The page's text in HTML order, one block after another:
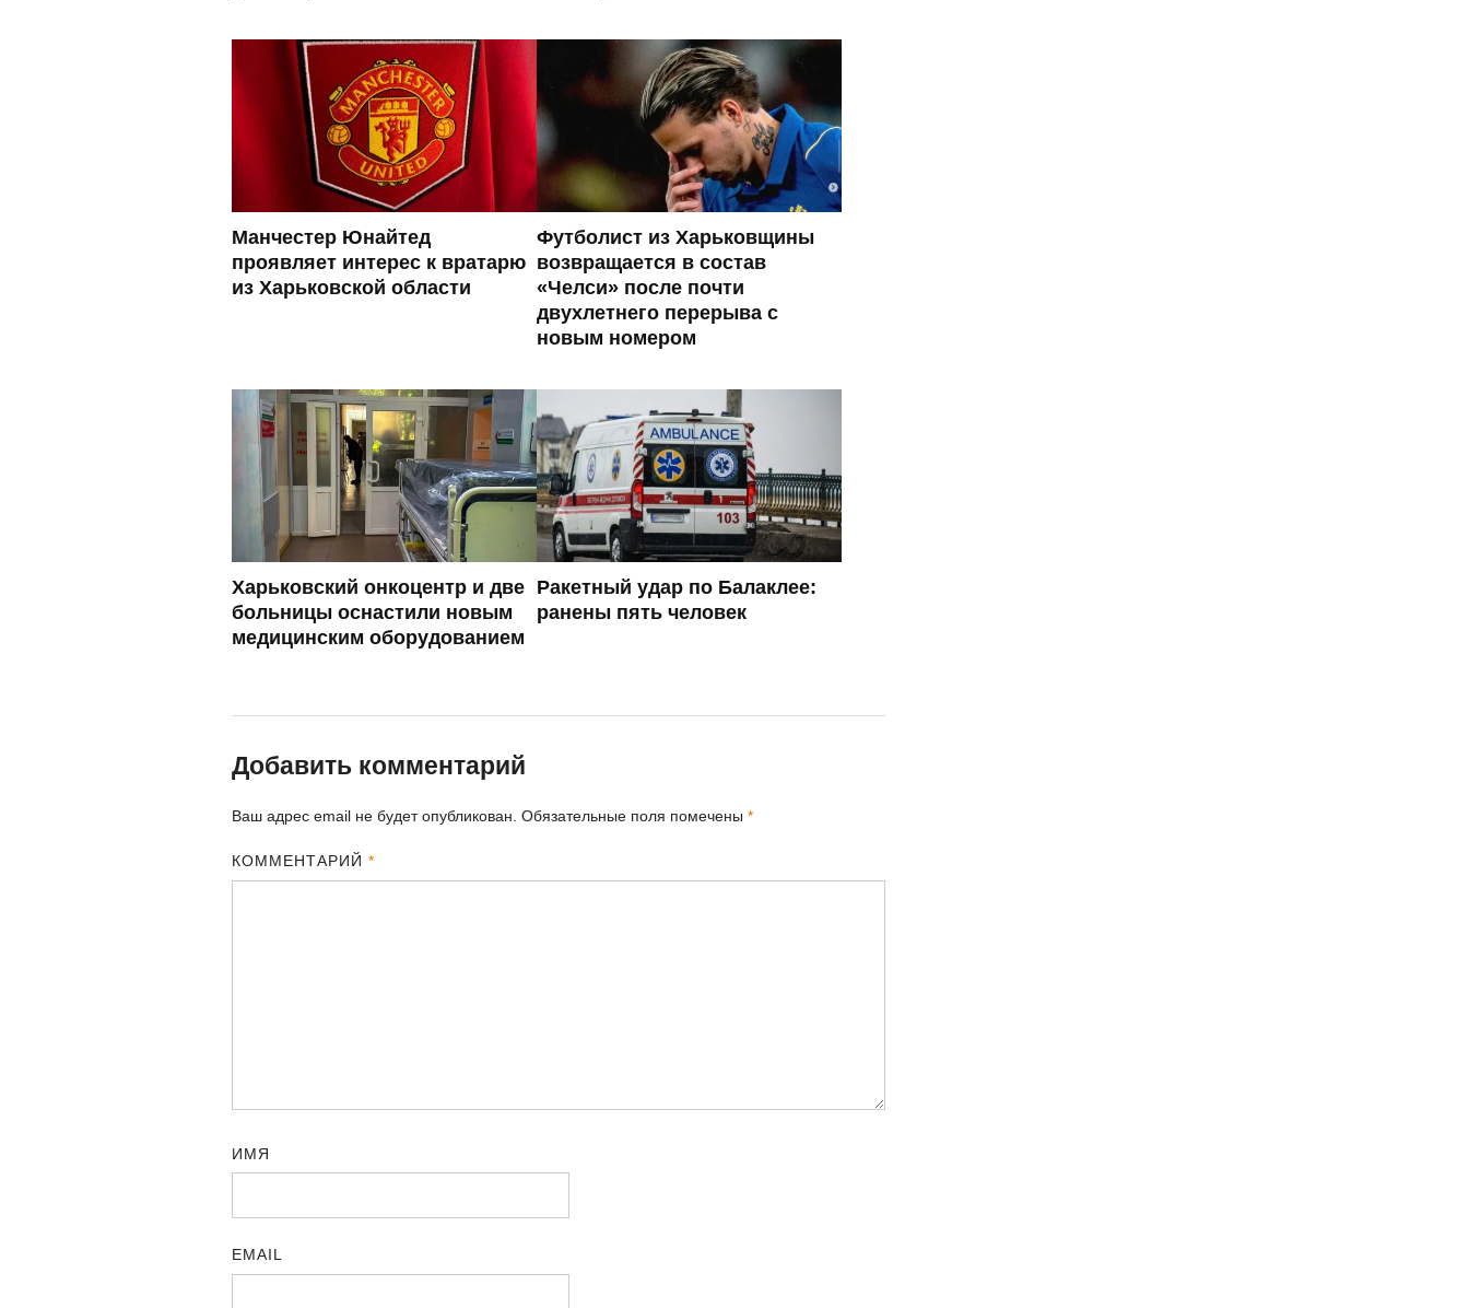
Манчестер Юнайтед
проявляет интерес к вратарю
из Харьковской области
Футболист из Харьковщины
возвращается в состав
«Челси» после почти
двухлетнего перерыва с
новым номером
Харьковский онкоцентр и две
больницы оснастили новым
медицинским оборудованием
Ракетный удар по Балаклее:
ранены пять человек
Добавить комментарий
Ваш адрес email не будет опубликован. Обязательные поля помечены *
КОММЕНТАРИЙ*
ИМЯ
EMAIL